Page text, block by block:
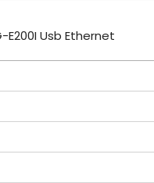
E200I Usb Ethernet